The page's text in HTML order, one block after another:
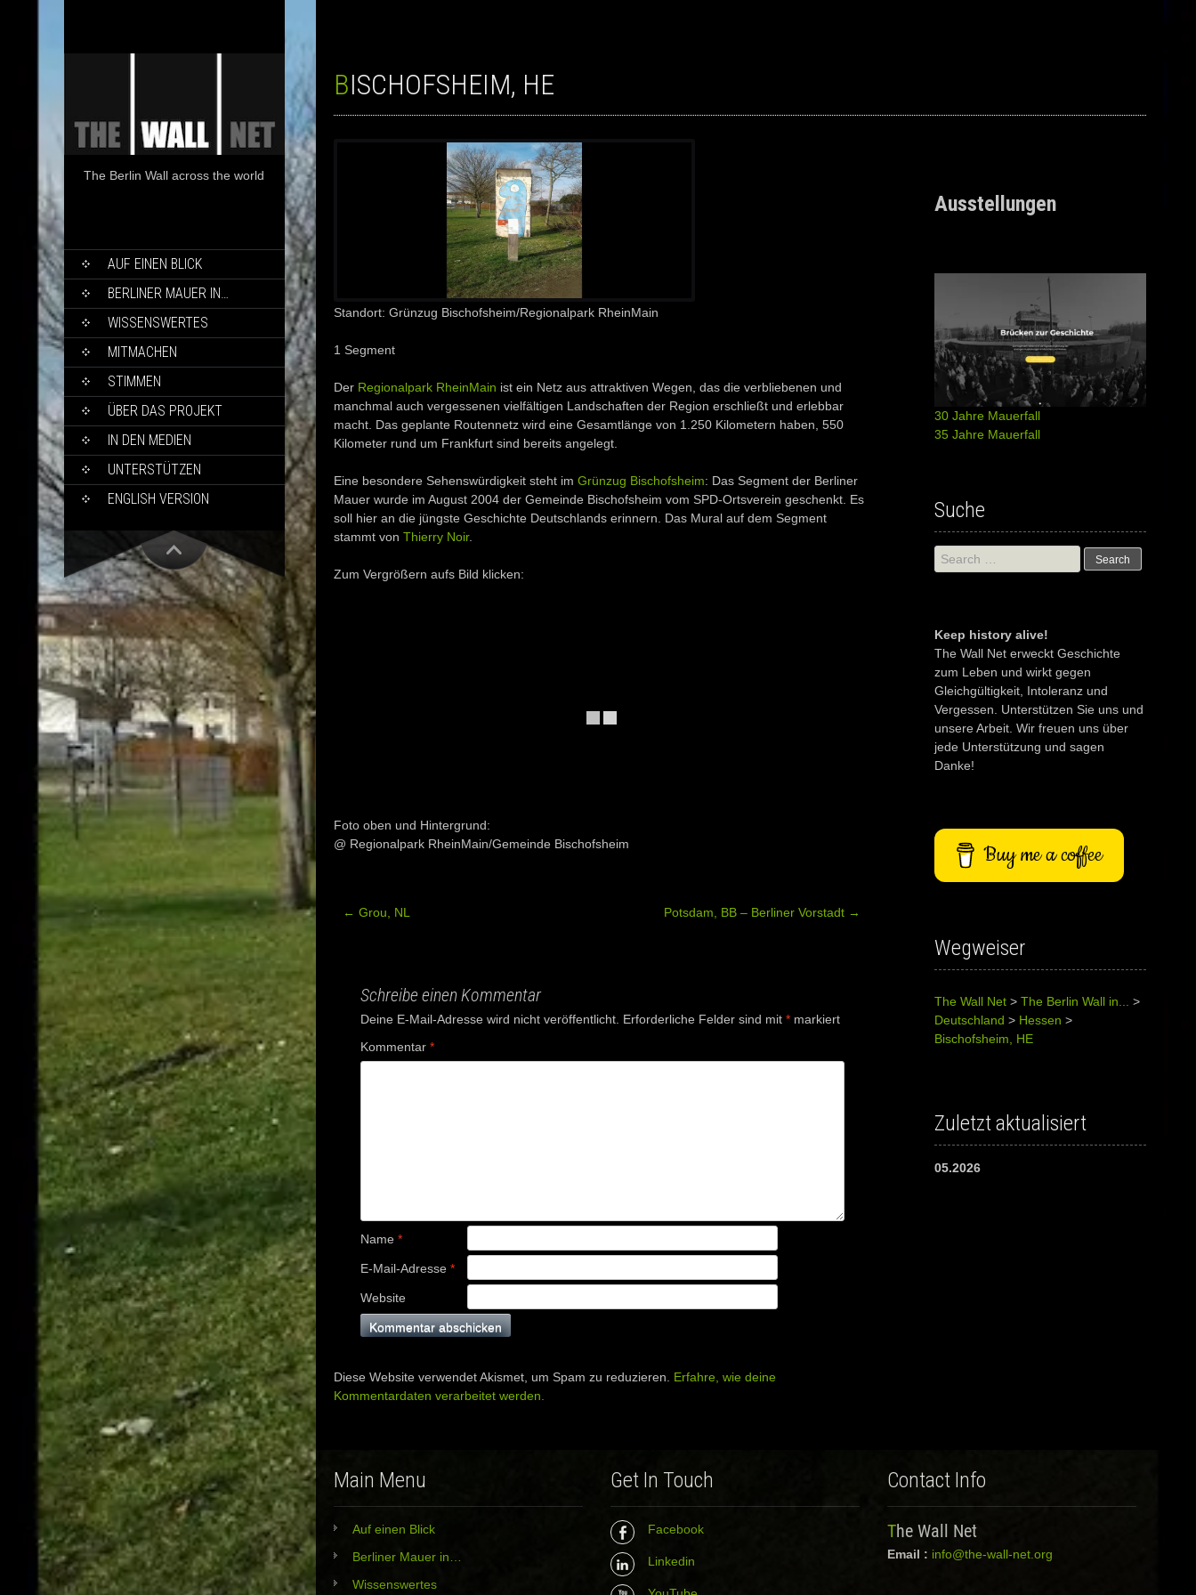
The Berlin Wall across the world
SKIP
TO
CONTENT
AUF EINEN BLICK
BERLINER MAUER IN…
WISSENSWERTES
MITMACHEN
STIMMEN
ÜBER DAS PROJEKT
IN DEN MEDIEN
UNTERSTÜTZEN
ENGLISH VERSION
BISCHOFSHEIM, HE
Standort: Grünzug Bischofsheim/Regionalpark RheinMain
1 Segment
Der Regionalpark RheinMain ist ein Netz aus attraktiven Wegen, das die verbliebenen und
manchmal auch vergessenen vielfältigen Landschaften der Region erschließt und erlebbar
macht. Das geplante Routennetz wird eine Gesamtlänge von 1.250 Kilometern haben, 550
Kilometer rund um Frankfurt sind bereits angelegt.
Eine besondere Sehenswürdigkeit steht im Grünzug Bischofsheim: Das Segment der Berliner
Mauer wurde im August 2004 der Gemeinde Bischofsheim vom SPD-Ortsverein geschenkt. Es
soll hier an die jüngste Geschichte Deutschlands erinnern. Das Mural auf dem Segment
stammt von Thierry Noir.
Zum Vergrößern aufs Bild klicken:
Foto oben und Hintergrund:
@ Regionalpark RheinMain/Gemeinde Bischofsheim
Post
← Grou, NL Potsdam, BB – Berliner Vorstadt →
Schreibe einen Kommentar
Deine E-Mail-Adresse wird nicht veröffentlicht. Erforderliche Felder sind mit *markiert
Kommentar *
Name *
E-Mail-Adresse *
Website
Diese Website verwendet Akismet, um Spam zu reduzieren. Erfahre, wie deine
Kommentardaten verarbeitet werden.
Ausstellungen
30 Jahre Mauerfall
35 Jahre Mauerfall
Suche
Search
for:
Keep history alive!
The Wall Net erweckt Geschichte
zum Leben und wirkt gegen
Gleichgültigkeit, Intoleranz und
Vergessen. Unterstützen Sie uns und
unsere Arbeit. Wir freuen uns über
jede Unterstützung und sagen
Danke!
Buy me a coffee
Wegweiser
The Wall Net >The Berlin Wall in... >
Deutschland > Hessen >
Bischofsheim, HE
Zuletzt aktualisiert
05.2026
Main Menu
Auf einen Blick
Berliner Mauer in…
Wissenswertes
Get In Touch
Facebook
Linkedin
Contact Info
The Wall Net
Email : info@the-wall-net.org